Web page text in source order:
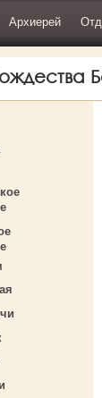
Архиерей